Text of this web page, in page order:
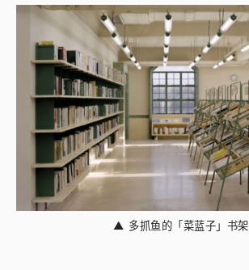
▲ 多抓鱼的「菜蓝子」书架